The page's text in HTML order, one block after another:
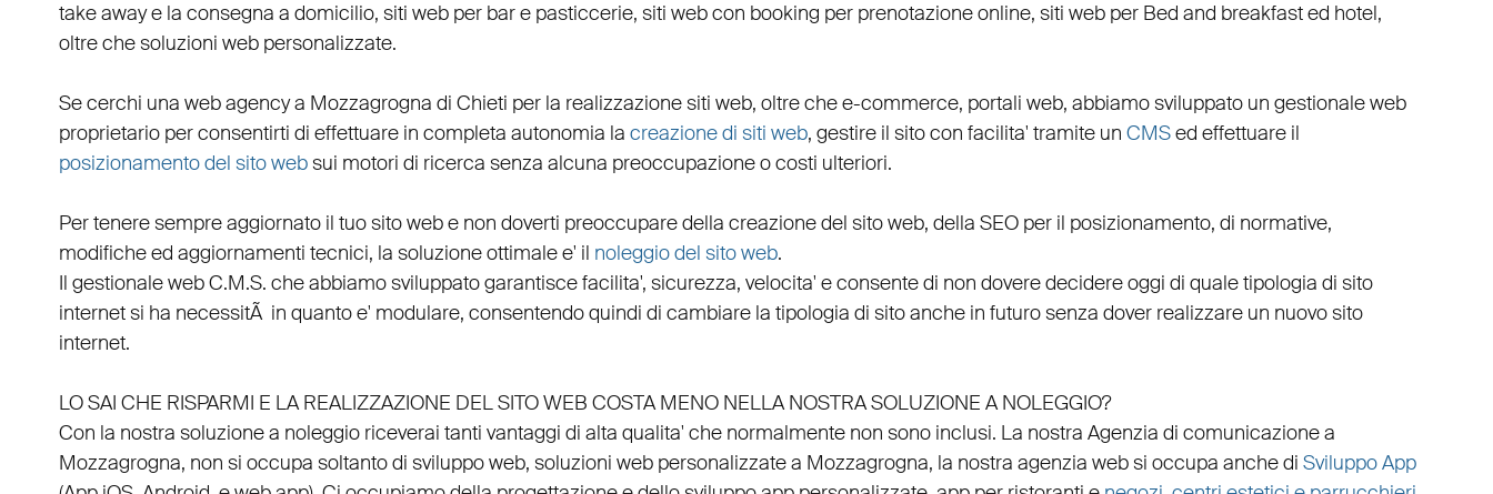
take awaye la consegna a domicilio, siti web per bare pasticcerie, siti web con booking per prenotazione online, siti web per Bed and breakfast ed hotel,
oltre chesoluzioni web personalizzate.
Se cerchi una web agency a Mozzagrogna di Chieti per la realizzazione siti web, oltre chee-commerce, portali web, abbiamo sviluppato un gestionale web
proprietario per consentirti di effettuare in completa autonomia la creazione di siti web, gestire il sito con facilita' tramite un CMSed effettuare il
posizionamento del sito websui motori di ricerca senza alcuna preoccupazione o costi ulteriori.
Per tenere sempre aggiornato il tuo sito web e non doverti preoccupare della creazione del sito web, della SEOper il posizionamento, di normative,
modifiche ed aggiornamenti tecnici, la soluzione ottimale e' il noleggio del sito web.
Il gestionale web C.M.S. che abbiamo sviluppato garantiscefacilita', sicurezza, velocita' e consente di non dovere decidere oggi di quale tipologia di sito
internet si ha necessitÃ in quanto e' modulare, consentendo quindi di cambiare la tipologia di sito anche in futuro senza dover realizzare un nuovo sito
internet.
LO SAI CHE RISPARMI E LA REALIZZAZIONE DEL SITO WEB COSTA MENO NELLA NOSTRA SOLUZIONE A NOLEGGIO?
Con la nostra soluzione a noleggio riceverai tanti vantaggi di alta qualita' che normalmente non sono inclusi. La nostra Agenzia di comunicazione a
Mozzagrogna, non si occupa soltanto di sviluppo web, soluzioni web personalizzate a Mozzagrogna, la nostra agenzia websi occupa anche di Sviluppo App